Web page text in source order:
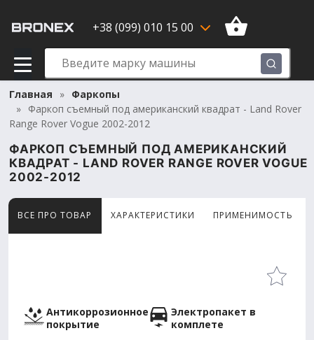
+38 (099) 010 15 00
Главная
Фаркопы
Фаркоп съемный под американский квадрат - Land Rover
Range Rover Vogue 2002-2012
ФАРКОП СЪЕМНЫЙ ПОД АМЕРИКАНСКИЙ
КВАДРАТ - LAND ROVER RANGE ROVER VOGUE
2002-2012
ВСЕ ПРО ТОВАР ХАРАКТЕРИСТИКИ ПРИМЕНИМОСТЬ
Товар просматривают сейчас 7 человек
Антикоррозионное
покрытие
Электропакет в
комплете